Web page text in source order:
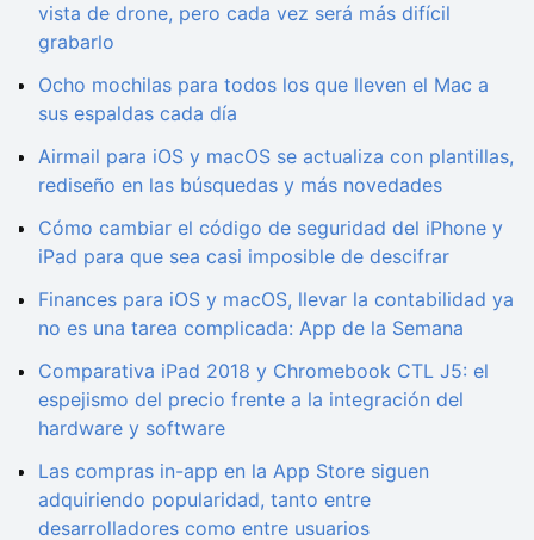
vista de drone, pero cada vez será más difícil
grabarlo
Ocho mochilas para todos los que lleven el Mac a
sus espaldas cada día
Airmail para iOS y macOS se actualiza con plantillas,
rediseño en las búsquedas y más novedades
Cómo cambiar el código de seguridad del iPhone y
iPad para que sea casi imposible de descifrar
Finances para iOS y macOS, llevar la contabilidad ya
no es una tarea complicada: App de la Semana
Comparativa iPad 2018 y Chromebook CTL J5: el
espejismo del precio frente a la integración del
hardware y software
Las compras in-app en la App Store siguen
adquiriendo popularidad, tanto entre
desarrolladores como entre usuarios